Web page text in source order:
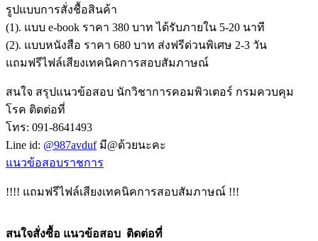
รูปแบบการสั่งชื้อสินค้า
(1). แบบ e-book ราคา 380 บาท ได้รับภายใน 5-20 นาที
(2). แบบหนังสือ ราคา 680 บาท ส่งฟรีด่วนพิเศษ 2-3 วัน
แถมฟรีไฟล์เสียงเทคนิคการสอบสัมภาษณ์
สนใจ สรุปแนวข้อสอบ นักวิชาการคอมพิวเตอร์ กรมควบคุม
โรค ติดต่อที่
โทร: 091-8641493
Line id: @987avdufมี@ด้วยนะคะ
แนวข้อสอบราชการ
!!!! แถมฟรีไฟล์เสียงเทคนิคการสอบสัมภาษณ์ !!!
สนใจสั่งซื้อ แนวข้อสอบ ติดต่อที่